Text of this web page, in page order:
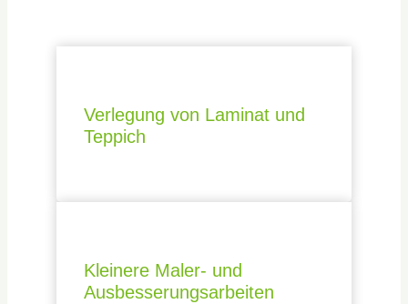
Verlegung von Laminat und
Teppich
Kleinere Maler- und
Ausbesserungsarbeiten